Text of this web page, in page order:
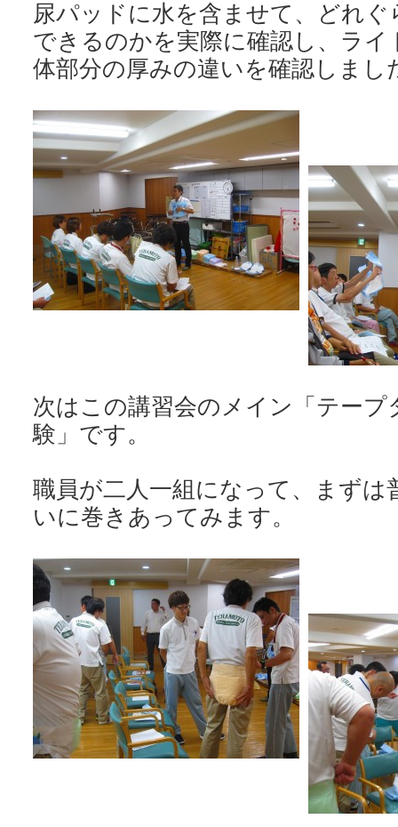
尿パッドに水を含ませて、どれ
できるのかを実際に確認し、ラ
体部分の厚みの違いを確認しまし
次はこの講習会のメイン「テー
験」です。
職員が二人一組になって、まずは
いに巻きあってみます。